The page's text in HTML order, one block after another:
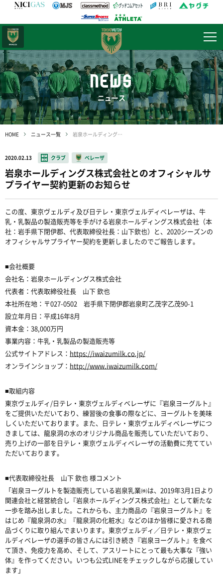
NEWS
ニュース
HOME ニュース一覧 岩泉ホールディングス株式会社とのオフィシャルサプライヤー契約更新のお知らせ
2020.02.13 クラブ ベレーザ
岩泉ホールディングス株式会社とのオフィシャルサ
プライヤー契約更新のお知らせ
この度、東京ヴェルディ及び日テレ・東京ヴェルディベレーザは、牛
乳・乳製品の製造販売等を手がける岩泉ホールディングス株式会社（本
社：岩手県下閉伊郡、代表取締役社長：山下欽也）と、2020シーズンの
オフィシャルサプライヤー契約を更新しましたのでご報告します。
■会社概要
会社名：岩泉ホールディングス株式会社
代表者：代表取締役社長 山下 欽也
本社所在地：〒027-0502 岩手県下閉伊郡岩泉町乙茂字乙茂90-1
設立年月日：平成16年8月
資本金：38,000万円
事業内容：牛乳・乳製品の製造販売等
公式サイトアドレス： https://iwaizumilk.co.jp/
オンラインショップ： http://www.iwaizumilk.com/
■取組内容
東京ヴェルディ/日テレ・東京ヴェルディベレーザに『岩泉ヨーグルト』
をご提供いただいており、練習後の食事の際などに、ヨーグルトを美味
しくいただいております。また、日テレ・東京ヴェルディベレーザにつ
きましては、龍泉洞の水のオリジナル商品を販売していただいており、
売り上げの一部を日テレ・東京ヴェルディベレーザの活動費に充ててい
ただいております。
■代表取締役社長 山下 欽也 様コメント
「岩泉ヨーグルトを製造販売している岩泉乳業㈱は、2019年3月1日より
関連会社と経営統合し『岩泉ホールディングス株式会社』として新たな
一歩を踏み出しました。これからも、主力商品の『岩泉ヨーグルト』を
はじめ『龍泉洞の水』『龍泉洞の化粧水』などのほか皆様に愛される商
品づくりに取り組んでまいります。東京ヴェルディ／日テレ・東京ヴェ
ルディベレーザの選手の皆さんには引き続き『岩泉ヨーグルト』を食べ
て頂き、免疫力を高め、そして、アスリートにとって最も大事な『強い
体』を作ってください。いつも公式LINEをチェックしながら応援してい
ます」